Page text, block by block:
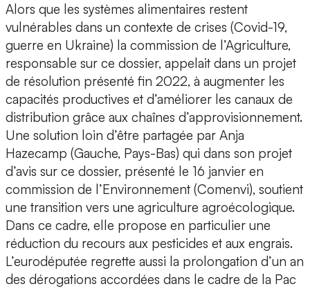
Alors que les systèmes alimentaires restent
vulnérables dans un contexte de crises (Covid-19,
guerre en Ukraine) la commission de l’Agriculture,
responsable sur ce dossier, appelait dans un projet
de résolution présenté fin 2022, à augmenter les
capacités productives et d’améliorer les canaux de
distribution grâce aux chaînes d’approvisionnement.
Une solution loin d’être partagée par Anja
Hazecamp (Gauche, Pays-Bas) qui dans son projet
d’avis sur ce dossier, présenté le 16 janvier en
commission de l’Environnement (Comenvi), soutient
une transition vers une agriculture agroécologique.
Dans ce cadre, elle propose en particulier une
réduction du recours aux pesticides et aux engrais.
L’eurodéputée regrette aussi la prolongation d’un an
des dérogations accordées dans le cadre de la Pac